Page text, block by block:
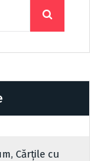
Cărțile cu